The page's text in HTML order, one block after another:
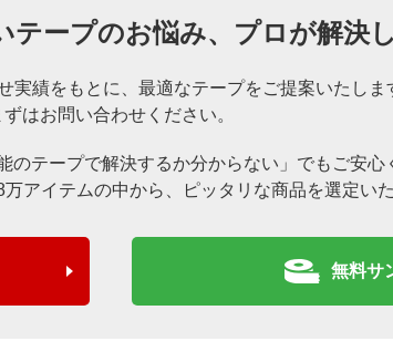
ープのお悩み、 プロが解決
実績をもとに、 最適なテープをご提案いたしま
ずはお問い合わせください。
のテープで解決するか分からない」でもご安心
アイテムの中から、
ピッタリな商品を選定いた
無料サ